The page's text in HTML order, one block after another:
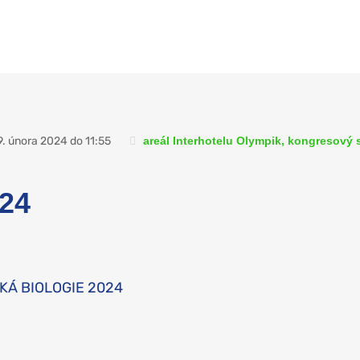
února 2024 do 11:55 areál Interhotelu Olympik, kongresový
BIOLOGIE 2024